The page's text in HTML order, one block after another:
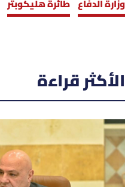
وزارة الدفاع طائرة هليكوبتر
الأكثر قراءة